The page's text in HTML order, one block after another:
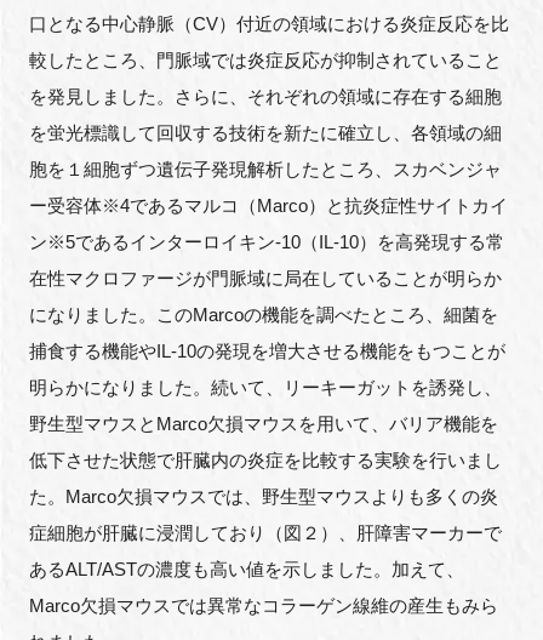
口となる中心静脈（CV）付近の領域における炎症反応を比
較したところ、門脈域では炎症反応が抑制されていること
を発見しました。さらに、それぞれの領域に存在する細胞
を蛍光標識して回収する技術を新たに確立し、各領域の細
胞を１細胞ずつ遺伝子発現解析したところ、スカベンジャ
ー受容体※4であるマルコ（Marco）と抗炎症性サイトカイ
ン※5であるインターロイキン-10（IL-10）を高発現する常
在性マクロファージが門脈域に局在していることが明らか
になりました。このMarcoの機能を調べたところ、細菌を
捕食する機能やIL-10の発現を増大させる機能をもつことが
明らかになりました。続いて、リーキーガットを誘発し、
野生型マウスとMarco欠損マウスを用いて、バリア機能を
低下させた状態で肝臓内の炎症を比較する実験を行いまし
た。Marco欠損マウスでは、野生型マウスよりも多くの炎
症細胞が肝臓に浸潤しており（図２）、肝障害マーカーで
あるALT/ASTの濃度も高い値を示しました。加えて、
Marco欠損マウスでは異常なコラーゲン線維の産生もみら